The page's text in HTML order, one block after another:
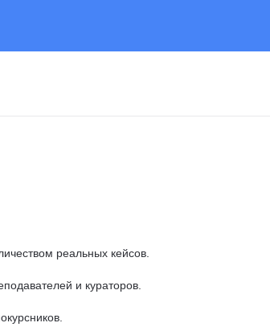
реальных кейсов.
и кураторов.